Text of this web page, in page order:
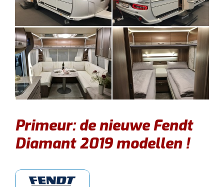
Primeur: de nieuwe Fendt
Diamant 2019 modellen !